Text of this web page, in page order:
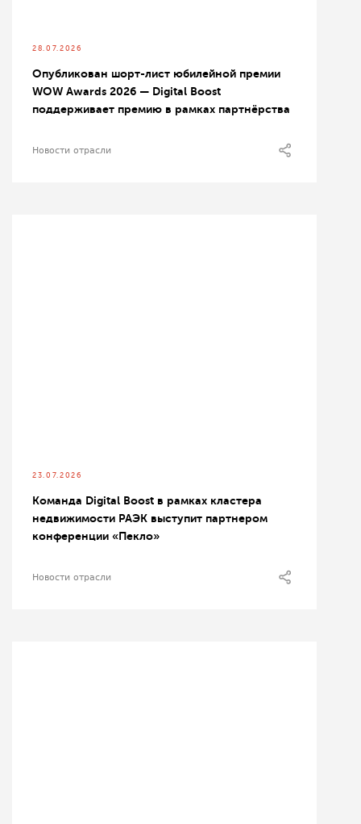
28.07.2026
Опубликован шорт-лист юбилейной премии
WOW Awards 2026 — Digital Boost
поддерживает премию в рамках партнёрства
Новости отрасли
23.07.2026
Команда Digital Boost в рамках кластера
недвижимости РАЭК выступит партнером
конференции «Пекло»
Новости отрасли